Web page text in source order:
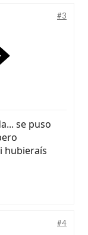
#3
se puso
hubieraís
#4